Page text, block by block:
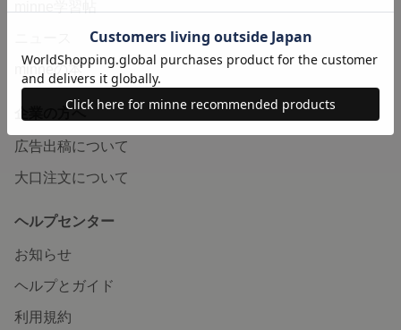
minneの本
企業の方へ
広告出稿について
大口注文について
ヘルプセンター
お知らせ
ヘルプとガイド
利用規約